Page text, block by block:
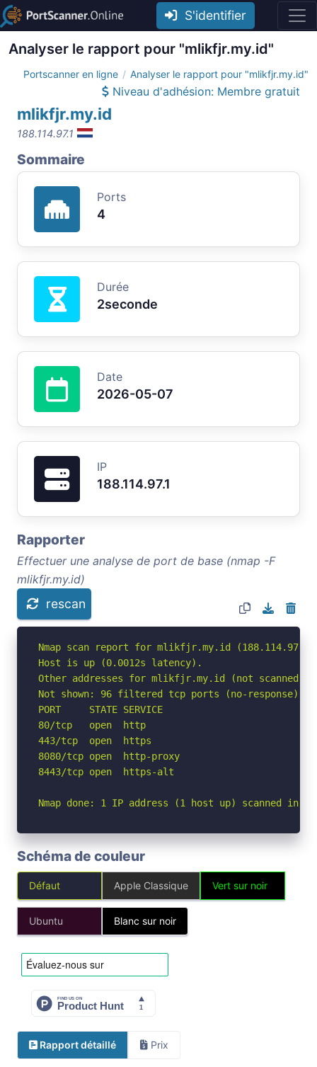
S'identifier
Analyser le rapport pour "mlikfjr.my.id"
Portscanner en ligne Analyser le rapport pour "mlikfjr.my.id"
Niveau d'adhésion: Membre gratuit
mlikfjr.my.id
188.114.97.1
Sommaire
Ports
4
Durée
2seconde
Date
2026-05-07
IP
188.114.97.1
Rapporter
Effectuer une analyse de port de base (nmap -F
mlikfjr.my.id)
rescan
Nmap scan report for mlikfjr.my.id (188.114.97.1)
Host is up (0.0012s latency).
Other addresses for mlikfjr.my.id (not scanned):
Not shown: 96 filtered tcp ports (no-response)
PORT     STATE SERVICE
80/tcp   open  http
443/tcp  open  https
8080/tcp open  http-proxy
8443/tcp open  https-alt
Nmap done: 1 IP address (1 host up) scanned in
Schéma de couleur
Défaut Apple Classique Vert sur noir
Ubuntu Blanc sur noir
Rapport détaillé Prix